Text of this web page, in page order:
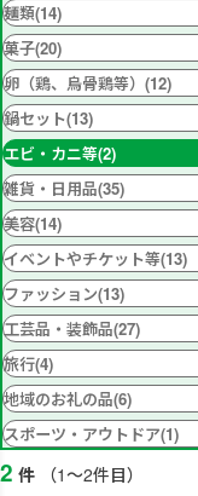
麺類(14)
菓子(20)
卵（鶏、烏骨鶏等）(12)
鍋セット(13)
エビ・カニ等(2)
雑貨・日用品(35)
美容(14)
イベントやチケット等(13)
ファッション(13)
工芸品・装飾品(27)
旅行(4)
地域のお礼の品(6)
スポーツ・アウトドア(1)
2 件 （1～2件目）